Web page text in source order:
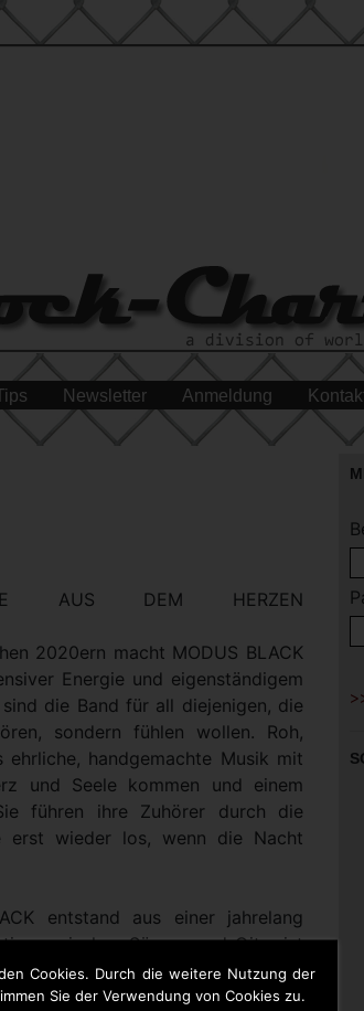
Cookies. Durch die weitere Nutzung der
Sie der Verwendung von Cookies zu.
Newsletter Anmeldung
AUS DEM HERZEN
2020ern macht MODUS BLACK
Energie und eigenständigem
die Band für all diejenigen, die
sondern fühlen wollen. Roh,
handgemachte Musik mit
und Seele kommen und einem
führen ihre Zuhörer durch die
erst wieder los, wenn die Nacht
entstand aus einer jahrelang
zwischen Sänger und Gitarrist
Basti Volz. Aus spontanen
Zeit eigene Songs. Anfang 2024